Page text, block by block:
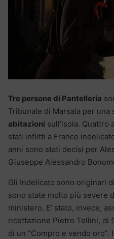
Tre persone di Pantelleria
Tribunale di Marsala per una
abitazioni sull’isola. Quattro
stati inflitti a Franco
anni sono stati decisi per
Giuseppe Alessandro
Gli Indelicato sono originari
sono state molto più severe
ministero. E’ stato, invece,
ricettazione Pietro Tellini, di
di un “Compro e vendo